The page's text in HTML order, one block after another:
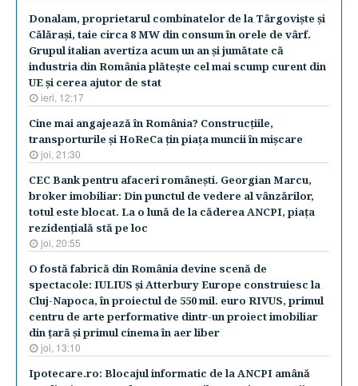
Donalam, proprietarul combinatelor de la Târgovişte şi
Călăraşi, taie circa 8 MW din consum în orele de vârf.
Grupul italian avertiza acum un an şi jumătate că
industria din România plăteşte cel mai scump curent din
UE şi cerea ajutor de stat
ieri, 12:17
Cine mai angajează în România? Construcţiile,
transporturile şi HoReCa ţin piaţa muncii în mişcare
joi, 21:30
CEC Bank pentru afaceri româneşti. Georgian Marcu,
broker imobiliar: Din punctul de vedere al vânzărilor,
totul este blocat. La o lună de la căderea ANCPI, piaţa
rezidenţială stă pe loc
joi, 20:55
O fostă fabrică din România devine scenă de
spectacole: IULIUS şi Atterbury Europe construiesc la
Cluj-Napoca, în proiectul de 550 mil. euro RIVUS, primul
centru de arte performative dintr-un proiect imobiliar
din ţară şi primul cinema în aer liber
joi, 13:10
Ipotecare.ro: Blocajul informatic de la ANCPI amână